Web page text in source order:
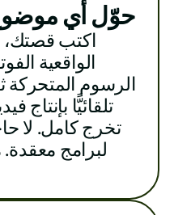
حوّل أي
اكتب قصتك،
الواقعية
الرسوم المتحركة
تخرج كامل. لا
لبرامج